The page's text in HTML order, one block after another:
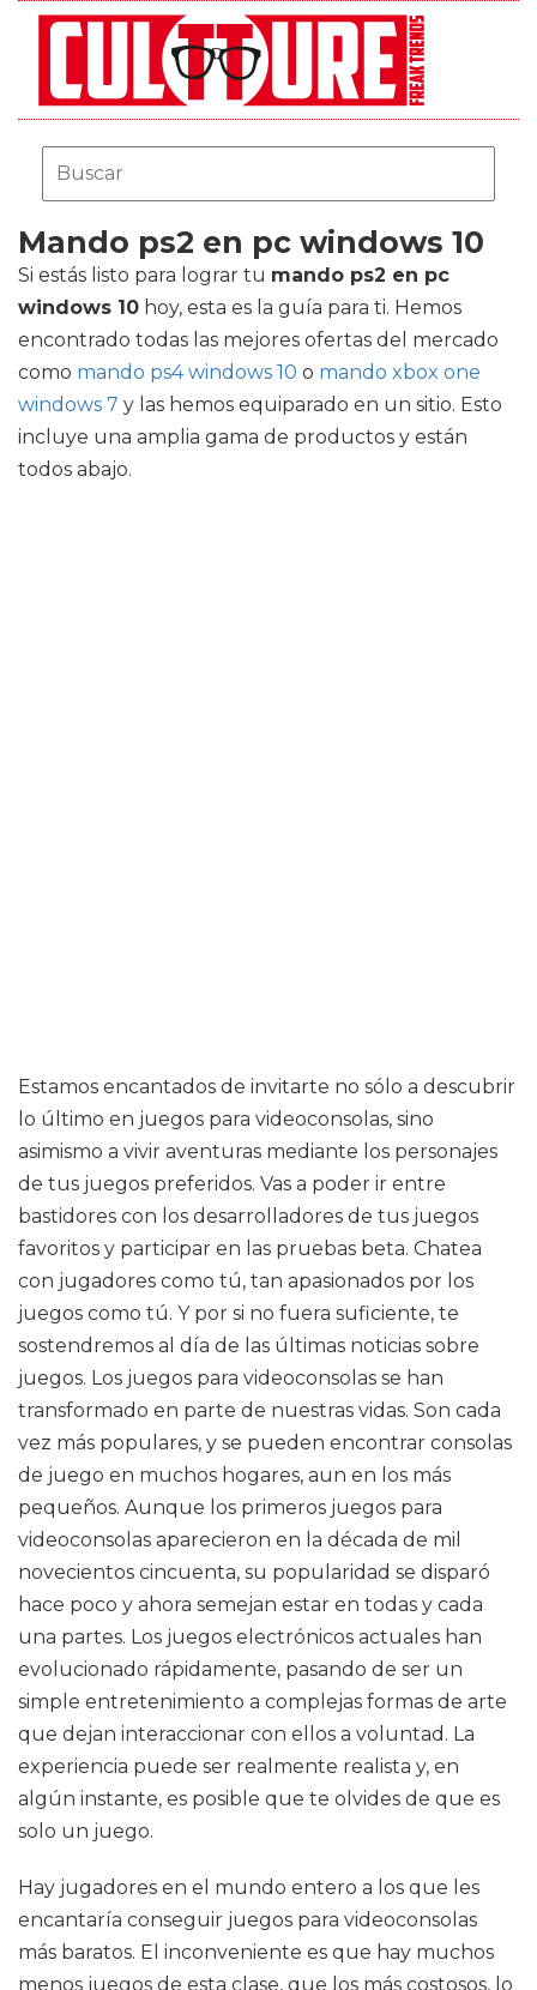
Mando ps2 en pc windows 10
Si estás listo para lograr tu mando ps2 en pc
windows 10 hoy, esta es la guía para ti. Hemos
encontrado todas las mejores ofertas del mercado
como mando ps4 windows 10 o mando xbox one
windows 7 y las hemos equiparado en un sitio. Esto
incluye una amplia gama de productos y están
todos abajo.
Estamos encantados de invitarte no sólo a descubrir
lo último en juegos para videoconsolas, sino
asimismo a vivir aventuras mediante los personajes
de tus juegos preferidos. Vas a poder ir entre
bastidores con los desarrolladores de tus juegos
favoritos y participar en las pruebas beta. Chatea
con jugadores como tú, tan apasionados por los
juegos como tú. Y por si no fuera suficiente, te
sostendremos al día de las últimas noticias sobre
juegos. Los juegos para videoconsolas se han
transformado en parte de nuestras vidas. Son cada
vez más populares, y se pueden encontrar consolas
de juego en muchos hogares, aun en los más
pequeños. Aunque los primeros juegos para
videoconsolas aparecieron en la década de mil
novecientos cincuenta, su popularidad se disparó
hace poco y ahora semejan estar en todas y cada
una partes. Los juegos electrónicos actuales han
evolucionado rápidamente, pasando de ser un
simple entretenimiento a complejas formas de arte
que dejan interaccionar con ellos a voluntad. La
experiencia puede ser realmente realista y, en
algún instante, es posible que te olvides de que es
solo un juego.
Hay jugadores en el mundo entero a los que les
encantaría conseguir juegos para videoconsolas
más baratos. El inconveniente es que hay muchos
menos juegos de esta clase, que los más costosos, lo